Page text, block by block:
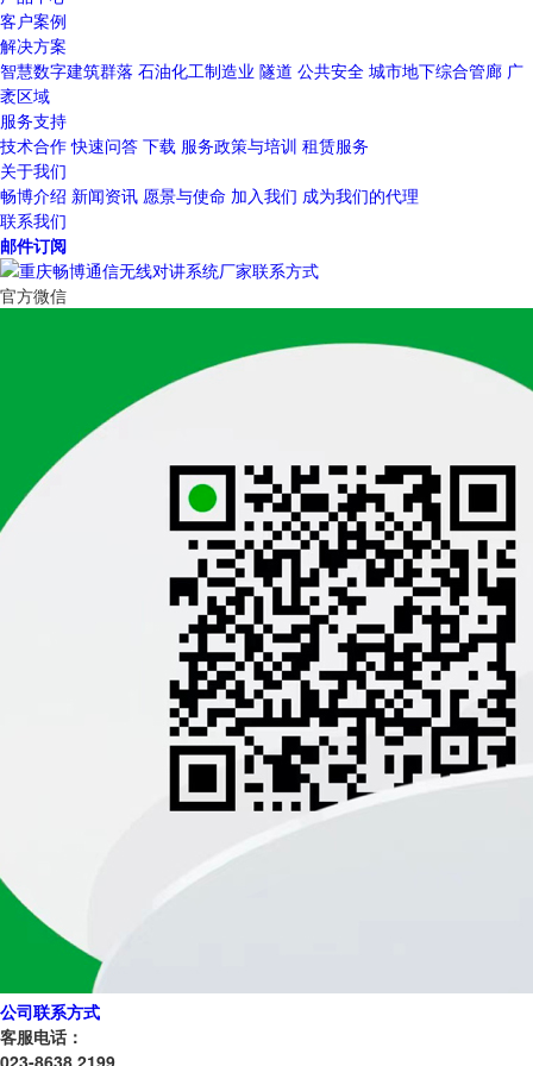
客户案例
解决方案
智慧数字建筑群落 石油化工制造业 隧道 公共安全 城市地下综合管廊 广
袤区域
服务支持
技术合作 快速问答 下载 服务政策与培训 租赁服务
关于我们
畅博介绍 新闻资讯 愿景与使命 加入我们 成为我们的代理
联系我们
邮件订阅
官方微信
公司联系方式
客服电话：
023-8638 2199